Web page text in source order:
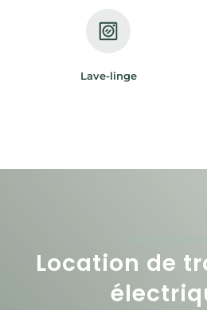
Lave-linge
Location de